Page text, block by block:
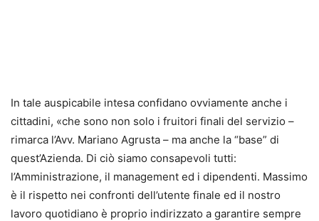
In tale auspicabile intesa confidano ovviamente anche i
cittadini, «che sono non solo i fruitori finali del servizio –
rimarca l’Avv. Mariano Agrusta – ma anche la “base” di
quest’Azienda. Di ciò siamo consapevoli tutti:
l’Amministrazione, il management ed i dipendenti. Massimo
è il rispetto nei confronti dell’utente finale ed il nostro
lavoro quotidiano è proprio indirizzato a garantire sempre